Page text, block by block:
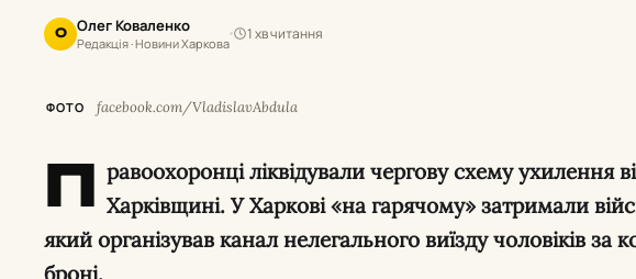
О Олег Коваленко
Редакція · Новини Харкова
1 хв читання
ФОТО facebook.com/VladislavAbdula
П равоохоронці ліквідували чергову схему ухилення
Харківщині. У Харкові «на гарячому» затримали
який організував канал нелегального виїзду чоловіків за
броні.